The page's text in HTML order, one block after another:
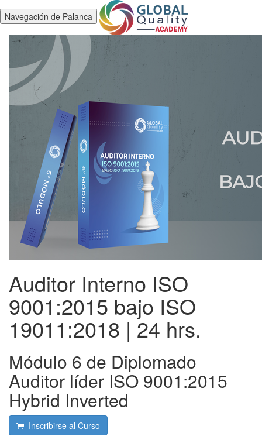
Navegación de Palanca
Auditor Interno ISO
9001:2015 bajo ISO
19011:2018 | 24 hrs.
Módulo 6 de Diplomado
Auditor líder ISO 9001:2015
Hybrid Inverted
Inscribirse al Curso